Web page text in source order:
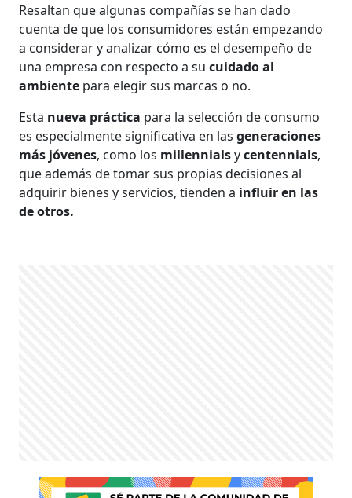
Resaltan que algunas compañías se han dado
cuenta de que los consumidores están empezando
a considerar y analizar cómo es el desempeño de
una empresa con respecto a sucuidado al
ambiente para elegir sus marcas o no.
Esta nueva práctica para la selección de consumo
es especialmente significativa en lasgeneraciones
más jóvenes, como los millennialsycentennials,
que además de tomar sus propias decisiones al
adquirir bienes y servicios, tienden a influir en las
de otros.